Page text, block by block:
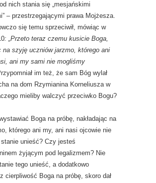
nich stania się „mesjańskimi
– przestrzegającymi prawa Mojżesza.
się temu sprzeciwił, mówiąc w
: „Przeto teraz czemu kusicie Boga,
na szyję uczniów jarzmo, którego ani
ani my sami nie mogliśmy
im też, że sam Bóg wylał
na dom Rzymianina Korneliusza w
mieliby walczyć przeciwko Bogu?
Boga na próbę, nakładając na
którego ani my, ani nasi ojcowie nie
unieść? Czy jesteś
żyjącym pod legalizmem? Nie
tego unieść, a dodatkowo
cierpliwość Boga na próbę, skoro dał